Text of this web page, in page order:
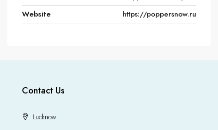
Website
https://poppersnow.ru
Contact Us
Lucknow